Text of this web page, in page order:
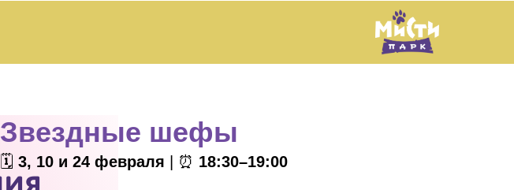
Звездные шефы
🗓 3, 10 и 24 февраля | ⏰ 18:30–19:00